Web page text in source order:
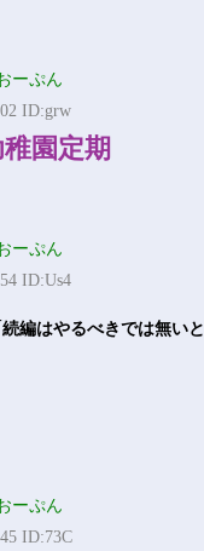
ーぷん
ID:grw
園定期
ーぷん
ID:Us4
編はやるべきでは無いと
ーぷん
ID:73C